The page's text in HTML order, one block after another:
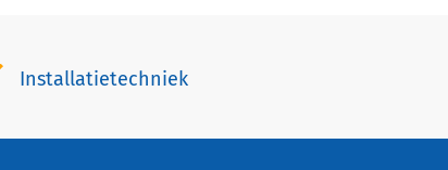
Installatietechniek